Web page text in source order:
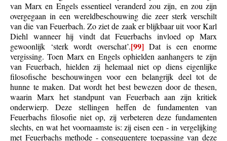
van Marx en Engels essentieel veranderd zou zijn, en zou zijn
overgegaan in een wereldbeschouwing die zeer sterk verschilt
van die van Feuerbach. Zo ziet de zaak er blijkbaar uit voor Karl
Diehl wanneer hij vindt dat Feuerbachs invloed op Marx
gewoonlijk ‘sterk wordt overschat’.[99]Dat is een enorme
vergissing. Toen Marx en Engels ophielden aanhangers te zijn
van Feuerbach, hielden zij helemaal niet op diens eigenlijke
filosofische beschouwingen voor een belangrijk deel tot de
hunne te maken. Dat wordt het best bewezen door de thesen,
waarin Marx het standpunt van Feuerbach aan zijn kritiek
onderwierp. Deze stellingen heffen de fundamenten van
Feuerbachs filosofie niet op, zij verbeteren deze fundamenten
slechts, en wat het voornaamste is: zij eisen een - in vergelijking
met Feuerbachs methode - consequentere toepassing van deze